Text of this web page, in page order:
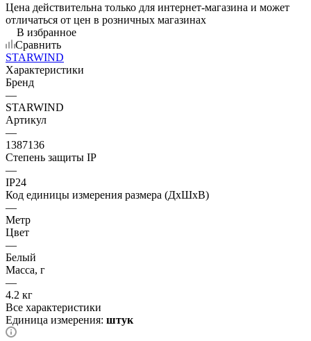
Цена действительна только для интернет-магазина и может
отличаться от цен в розничных магазинах
В избранное
Сравнить
STARWIND
Характеристики
Бренд
—
STARWIND
Артикул
—
1387136
Степень защиты IP
—
IP24
Код единицы измерения размера (ДхШхВ)
—
Метр
Цвет
—
Белый
Масса, г
—
4.2 кг
Все характеристики
Единица измерения: штук